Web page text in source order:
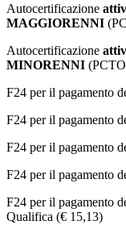
Autocertificazione
MAGGIORENNI
Autocertificazione
MINORENNI
F24 per il pagamento
F24 per il pagamento
F24 per il pagamento
F24 per il pagamento
F24 per il pagamento
Qualifica (€ 15,13)